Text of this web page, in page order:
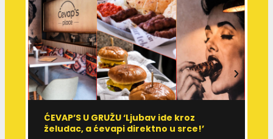
ĆEVAP’S U GRUŽU ‘Ljubav ide kroz
želudac, a ćevapi direktno u srce!’